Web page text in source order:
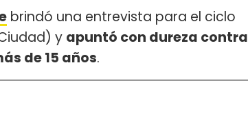
brindó una entrevista para el ciclo
y apuntó con dureza contra
de 15 años.